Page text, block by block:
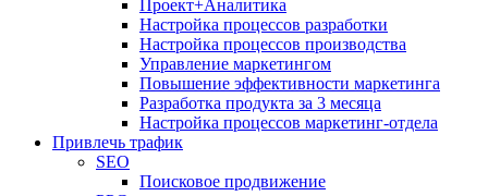
Проект+Аналитика
Настройка процессов разработки
Настройка процессов производства
Управление маркетингом
Повышение эффективности маркетинга
Разработка продукта за 3 месяца
Настройка процессов маркетинг-отдела
Привлечь трафик
SEO
Поисковое продвижение